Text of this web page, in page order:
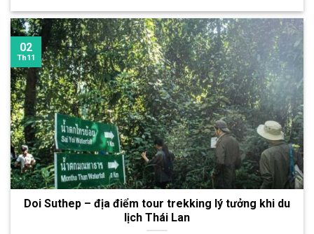
Doi Suthep – địa điểm tour trekking lý tưởng khi du
lịch Thái Lan
02
Th11